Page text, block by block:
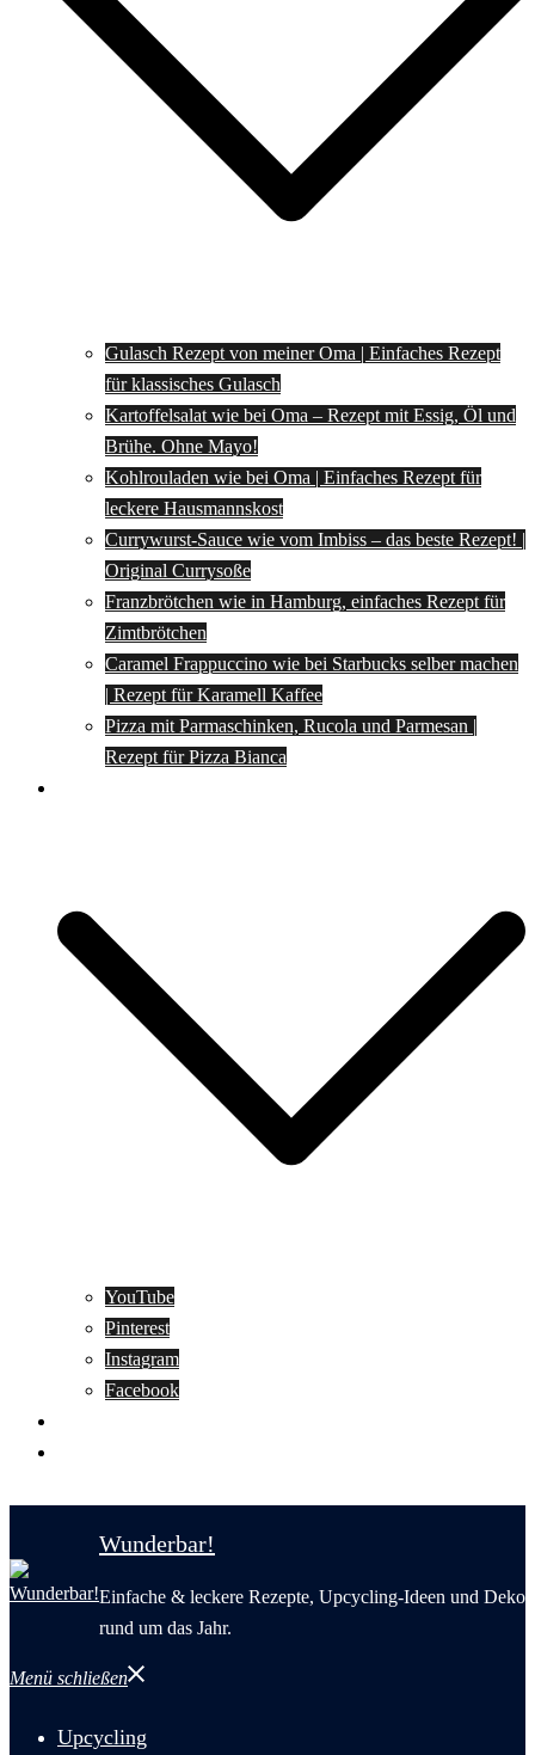
Gulasch Rezept von meiner Oma | Einfaches Rezept
für klassisches Gulasch
Kartoffelsalat wie bei Oma – Rezept mit Essig, Öl und
Brühe. Ohne Mayo!
Kohlrouladen wie bei Oma | Einfaches Rezept für
leckere Hausmannskost
Currywurst-Sauce wie vom Imbiss – das beste Rezept! |
Original Currysoße
Franzbrötchen wie in Hamburg, einfaches Rezept für
Zimtbrötchen
Caramel Frappuccino wie bei Starbucks selber machen
| Rezept für Karamell Kaffee
Pizza mit Parmaschinken, Rucola und Parmesan |
Rezept für Pizza Bianca
YouTube
Pinterest
Instagram
Facebook
Wunderbar!
Einfache & leckere Rezepte, Upcycling-Ideen und Deko
rund um das Jahr.
Menü schließen
Upcycling